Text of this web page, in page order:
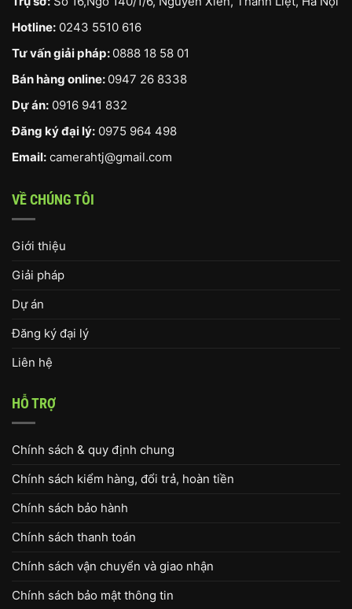
Hotline: 0243 5510 616
Tư vấn giải pháp: 0888 18 58 01
Bán hàng online: 0947 26 8338
Dự án: 0916 941 832
Đăng ký đại lý: 0975 964 498
Email: camerahtj@gmail.com
VỀ CHÚNG TÔI
Giới thiệu
Giải pháp
Dự án
Đăng ký đại lý
Liên hệ
HỖ TRỢ
Chính sách & quy định chung
Chính sách kiểm hàng, đổi trả, hoàn tiền
Chính sách bảo hành
Chính sách thanh toán
Chính sách vận chuyển và giao nhận
Chính sách bảo mật thông tin